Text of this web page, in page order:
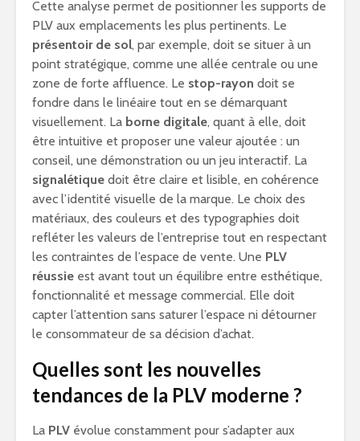
Cette analyse permet de positionner les supports de
PLV aux emplacements les plus pertinents. Le
présentoir de sol, par exemple, doit se situer à un
point stratégique, comme une allée centrale ou une
zone de forte affluence. Le stop-rayon doit se
fondre dans le linéaire tout en se démarquant
visuellement. La borne digitale, quant à elle, doit
être intuitive et proposer une valeur ajoutée : un
conseil, une démonstration ou un jeu interactif. La
signalétique doit être claire et lisible, en cohérence
avec l’identité visuelle de la marque. Le choix des
matériaux, des couleurs et des typographies doit
refléter les valeurs de l’entreprise tout en respectant
les contraintes de l’espace de vente. Une PLV
réussie est avant tout un équilibre entre esthétique,
fonctionnalité et message commercial. Elle doit
capter l’attention sans saturer l’espace ni détourner
le consommateur de sa décision d’achat.
Quelles sont les nouvelles
tendances de la PLV moderne ?
La PLV évolue constamment pour s’adapter aux